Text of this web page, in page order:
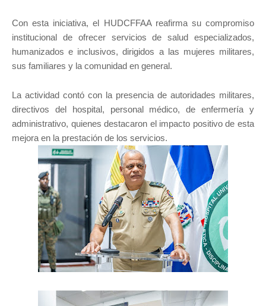
Con esta iniciativa, el HUDCFFAA reafirma su compromiso
institucional de ofrecer servicios de salud especializados,
humanizados e inclusivos, dirigidos a las mujeres militares,
sus familiares y la comunidad en general.
La actividad contó con la presencia de autoridades militares,
directivos del hospital, personal médico, de enfermería y
administrativo, quienes destacaron el impacto positivo de esta
mejora en la prestación de los servicios.